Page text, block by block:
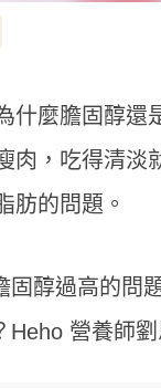
什麼膽固醇還
肉，吃得清淡
肪的問題。
固醇過高的問
Heho 營養師